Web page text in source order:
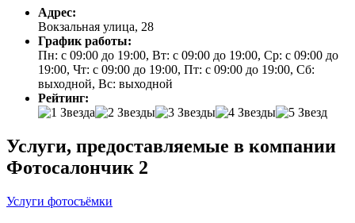
Адрес:
Вокзальная улица, 28
График работы:
Пн: с 09:00 до 19:00, Вт: с 09:00 до 19:00, Ср: с 09:00 до
19:00, Чт: с 09:00 до 19:00, Пт: с 09:00 до 19:00, Сб:
выходной, Вс: выходной
Рейтинг:
Услуги, предоставляемые в компании
Фотосалончик 2
Услуги фотосъёмки